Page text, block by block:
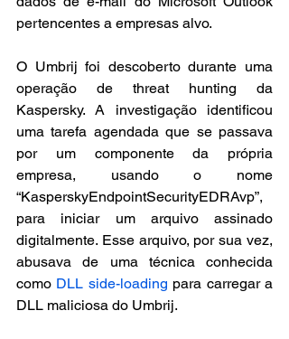
pertencentes a empresas alvo.
O Umbrij foi descoberto durante uma
operação de threat hunting da
Kaspersky. A investigação identificou
uma tarefa agendada que se passava
por um componente da própria
empresa, usando o nome
“KasperskyEndpointSecurityEDRAvp”,
para iniciar um arquivo assinado
digitalmente. Esse arquivo, por sua vez,
abusava de uma técnica conhecida
como DLL side-loading para carregar a
DLL maliciosa do Umbrij.